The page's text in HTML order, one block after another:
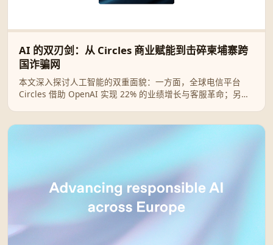
AI 的双刃剑：从 Circles 商业赋能到击碎柬埔寨跨
国诈骗网
本文深入探讨人工智能的双重面貌：一方面，全球电信平台
Circles 借助 OpenAI 实现 22% 的业绩增长与客服革命；另一